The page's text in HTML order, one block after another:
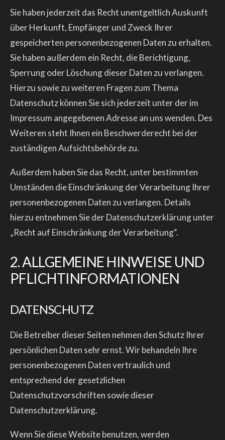
Sie haben jederzeit das Recht unentgeltlich Auskunft
über Herkunft, Empfänger und Zweck Ihrer
gespeicherten personenbezogenen Daten zu erhalten.
Sie haben außerdem ein Recht, die Berichtigung,
Sperrung oder Löschung dieser Daten zu verlangen.
Hierzu sowie zu weiteren Fragen zum Thema
Datenschutz können Sie sich jederzeit unter der im
Impressum angegebenen Adresse an uns wenden. Des
Weiteren steht Ihnen ein Beschwerderecht bei der
zuständigen Aufsichtsbehörde zu.
Außerdem haben Sie das Recht, unter bestimmten
Umständen die Einschränkung der Verarbeitung Ihrer
personenbezogenen Daten zu verlangen. Details
hierzu entnehmen Sie der Datenschutzerklärung unter
„Recht auf Einschränkung der Verarbeitung“.
2. ALLGEMEINE HINWEISE UND
PFLICHTINFORMATIONEN
DATENSCHUTZ
Die Betreiber dieser Seiten nehmen den Schutz Ihrer
persönlichen Daten sehr ernst. Wir behandeln Ihre
personenbezogenen Daten vertraulich und
entsprechend der gesetzlichen
Datenschutzvorschriften sowie dieser
Datenschutzerklärung.
Wenn Sie diese Website benutzen, werden